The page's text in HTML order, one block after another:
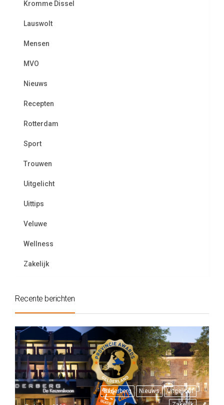
Kromme Dissel
Lauswolt
Mensen
MVO
Nieuws
Recepten
Rotterdam
Sport
Trouwen
Uitgelicht
Uittips
Veluwe
Wellness
Zakelijk
Recente berichten
Bilderberg Nieuws
Uitgelicht